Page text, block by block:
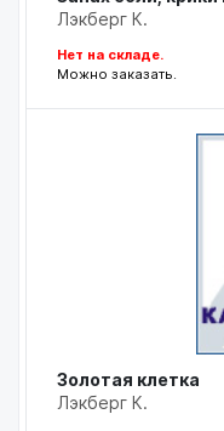
Лэкберг К.
Нет на складе.
Можно заказать.
Золотая клетка
Лэкберг К.